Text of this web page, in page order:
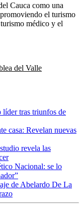
Cauca como una
el turismo
médico y el
del Valle
líder tras triunfos de
casa: Revelan nuevas
revela las
Nacional: se lo
de Abelardo De La